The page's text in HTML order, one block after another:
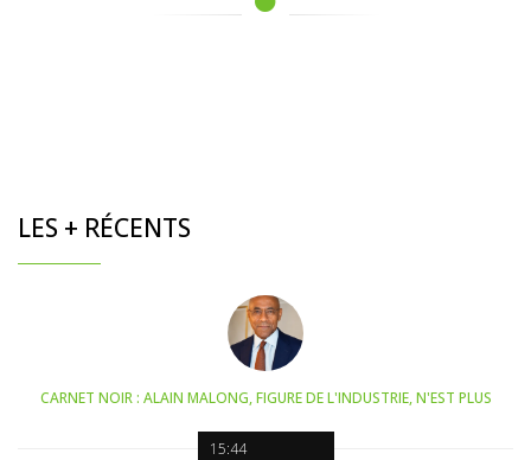
LES + RÉCENTS
15:44
CARNET NOIR : ALAIN MALONG, FIGURE DE L'INDUSTRIE, N'EST PLUS